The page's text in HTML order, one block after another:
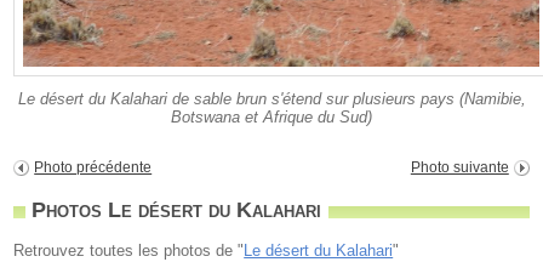
Le désert du Kalahari de sable brun s'étend sur plusieurs pays (Namibie,
Botswana et Afrique du Sud)
Photo précédente Photo suivante
Photos Le désert du Kalahari
Retrouvez toutes les photos de " Le désert du Kalahari"